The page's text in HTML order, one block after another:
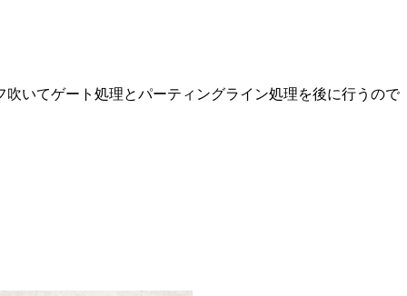
いてゲート処理とパーティングライン処理を後に行うので